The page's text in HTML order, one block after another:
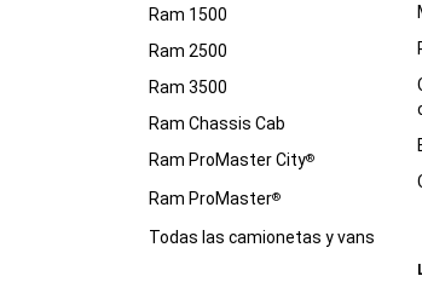
Ram 1500
Ram 2500
Ram 3500
Ram Chassis Cab
Ram ProMaster City®
Ram ProMaster®
Todas las camionetas y vans